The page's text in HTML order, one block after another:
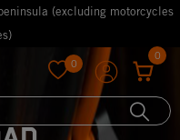
(excluding motorcycles
0
0